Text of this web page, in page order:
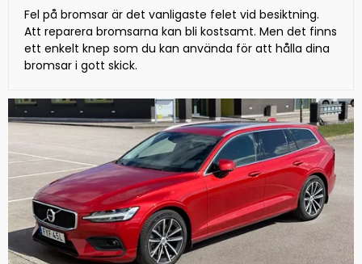
Fel på bromsar är det vanligaste felet vid besiktning.
Att reparera bromsarna kan bli kostsamt. Men det finns
ett enkelt knep som du kan använda för att hålla dina
bromsar i gott skick.